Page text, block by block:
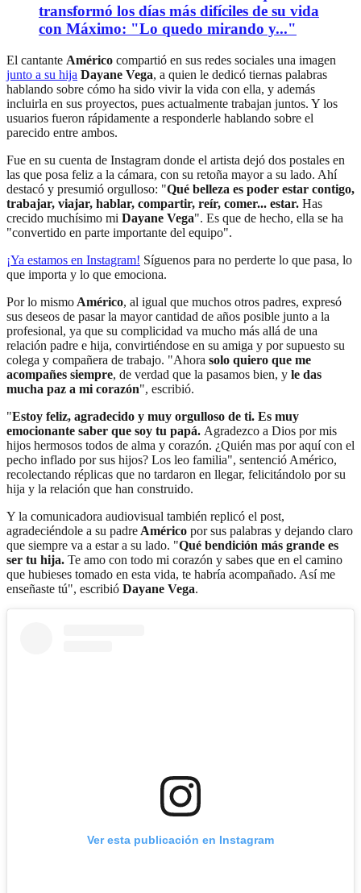
transformó los días más difíciles de su vida
con Máximo: "Lo quedo mirando y..."
El cantante Américo compartió en sus redes sociales una imagen
junto a su hija Dayane Vega, a quien le dedicó tiernas palabras
hablando sobre cómo ha sido vivir la vida con ella, y además
incluirla en sus proyectos, pues actualmente trabajan juntos. Y los
usuarios fueron rápidamente a responderle hablando sobre el
parecido entre ambos.
Fue en su cuenta de Instagram donde el artista dejó dos postales en
las que posa feliz a la cámara, con su retoña mayor a su lado. Ahí
destacó y presumió orgulloso: "Qué belleza es poder estar contigo,
trabajar, viajar, hablar, compartir, reír, comer... estar. Has
crecido muchísimo mi Dayane Vega". Es que de hecho, ella se ha
"convertido en parte importante del equipo".
¡Ya estamos en Instagram! Síguenos para no perderte lo que pasa, lo
que importa y lo que emociona.
Por lo mismo Américo, al igual que muchos otros padres, expresó
sus deseos de pasar la mayor cantidad de años posible junto a la
profesional, ya que su complicidad va mucho más allá de una
relación padre e hija, convirtiéndose en su amiga y por supuesto su
colega y compañera de trabajo. "Ahora solo quiero que me
acompañes siempre, de verdad que la pasamos bien, y le das
mucha paz a mi corazón", escribió.
"Estoy feliz, agradecido y muy orgulloso de ti. Es muy
emocionante saber que soy tu papá. Agradezco a Dios por mis
hijos hermosos todos de alma y corazón. ¿Quién mas por aquí con el
pecho inflado por sus hijos? Los leo familia", sentenció Américo,
recolectando réplicas que no tardaron en llegar, felicitándolo por su
hija y la relación que han construido.
Y la comunicadora audiovisual también replicó el post,
agradeciéndole a su padre Américo por sus palabras y dejando claro
que siempre va a estar a su lado. "Qué bendición más grande es
ser tu hija. Te amo con todo mi corazón y sabes que en el camino
que hubieses tomado en esta vida, te habría acompañado. Así me
enseñaste tú", escribió Dayane Vega.
Ver esta publicación en Instagram